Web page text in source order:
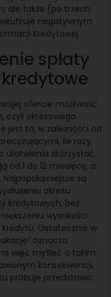
ale także (po trzech
negatywnym
Kredytowej.
spłaty
ofercie możliwość
czyli okresowego
jest to, w zależności od
ile razy,
ułatwienia skorzystać.
od 1 do 12 miesięcy, a
są
okresu
kredytowych, bez
wysokości
kredytu. Ostatecznie w
oznacza
więc myśleć o takim
konsekwencji,
próbuje przedstawić